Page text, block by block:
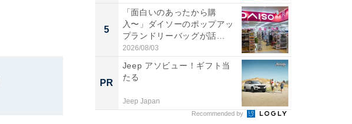
5
「面白いのあったから購
入〜」ダイソーのポップアッ
プランドリーバッグが話
題。“さま...
2026/08/03
PR
Jeep アソビュー！ギフト当
たる
Jeep Japan
Recommended by